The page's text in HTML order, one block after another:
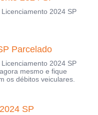
2024 SP
Parcelado
2024 SP
mesmo e fique
os débitos veiculares.
SP